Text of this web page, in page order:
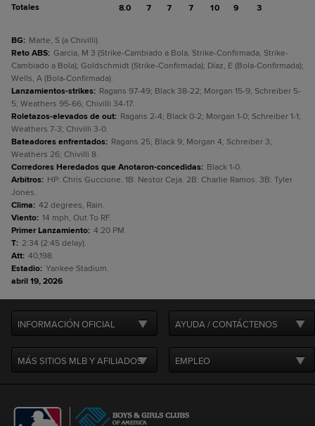
Totales 8.0 7 7 7 10 9 3
BG: Marte, S (a Chivilli).
Reto ABS: Garcia, M 3 (Strike-Cambiado a Bola, Strike-Confirmada, Strike-
Cambiado a Bola); Goldschmidt (Strike-Confirmada); Díaz, E (Bola-Confirmada);
Wells, A (Bola-Confirmada).
Lanzamientos-strikes: Ragans 97-49; Black 38-22; Morgan 15-9; Schreiber 5-
5; Weathers 95-66; Chivilli 34-17.
Roletazos-elevados de out: Ragans 2-4; Black 0-2; Morgan 1-0; Schreiber 1-1;
Weathers 7-3; Chivilli 3-0.
Bateadores enfrentados: Ragans 25; Black 9; Morgan 4; Schreiber 3;
Weathers 26; Chivilli 8.
Corredores Heredados que Anotaron-concedidas: Black 1-0.
Arbitros: HP: Chris Guccione. 1B: Nestor Ceja. 2B: Charlie Ramos. 3B: Tyler
Jones.
Clima: 42 degrees, Rain.
Viento: 14 mph, Out To RF.
Primer Lanzamiento: 4:20 PM.
T: 2:34 (2:45 delay).
Att: 40,198.
Estadio: Yankee Stadium.
abril 19, 2026
INFORMACIÓN OFICIAL AYUDA / CONTÁCTENOS
MÁS SITIOS MLB Y AFILIADOS EMPLEO